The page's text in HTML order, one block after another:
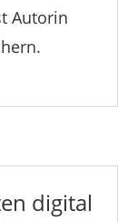
Autorin
digital